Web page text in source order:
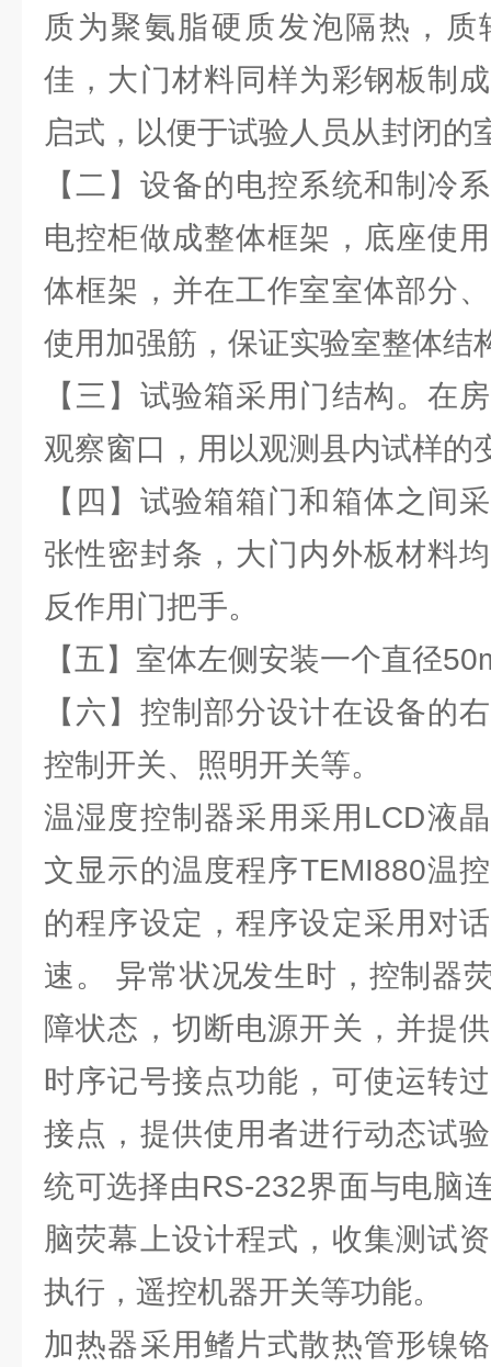
质为聚氨脂硬质发泡隔热，
佳，大门材料同样为彩钢板制
启式，以便于试验人员从封闭的
【二】设备的电控系统和制冷
电控柜做成整体框架，底座使
体框架，并在工作室室体部分
使用加强筋，保证实验室整体结
【三】试验箱采用门结构。在
观察窗口，用以观测县内试样的
【四】试验箱箱门和箱体之间
张性密封条，大门内外板材料
反作用门把手。
【五】室体左侧安装一个直径
【六】控制部分设计在设备的
控制开关、照明开关等。
温湿度控制器采用采用LCD液
文显示的温度程序TEMI880温
的程序设定，程序设定采用对
速。 异常状况发生时，控制器
障状态，切断电源开关，并提
时序记号接点功能，可使运转
接点，提供使用者进行动态试
统可选择由RS-232界面与电脑
脑荧幕上设计程式，收集测试
执行，遥控机器开关等功能。
加热器采用鳍片式散热管形镍